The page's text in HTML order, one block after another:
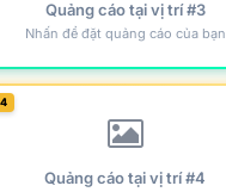
Quảng cáo tại vị trí #3
Nhấn để đặt quảng cáo của bạn
Quảng cáo tại vị trí #4